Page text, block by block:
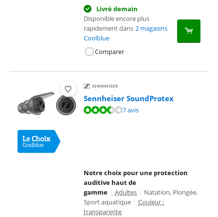
Livré demain
Disponible encore plus
rapidement dans 2 magasins
Coolblue
Comparer
Sennheiser SoundProtex
La note est de 6,9 sur 10, basée sur 7 avis.7 avis
Notre choix pour une protection
auditive haut de
gamme | Adultes | Natation, Plongée,
Sport aquatique | Couleur :
transparente